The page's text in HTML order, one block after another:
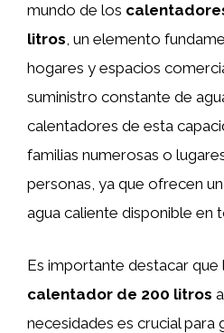
mundo de los
litros, un elemento
hogares y espacios
suministro constante de
calentadores de esta
familias numerosas o
personas, ya que ofrecen
agua caliente disponible en
Es importante destacar que
calentador de 200 litros
necesidades es crucial para